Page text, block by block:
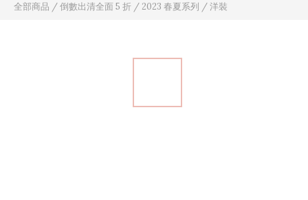
全部商品 /倒數出清全面 5 折 / 2023 春夏系列 /洋裝